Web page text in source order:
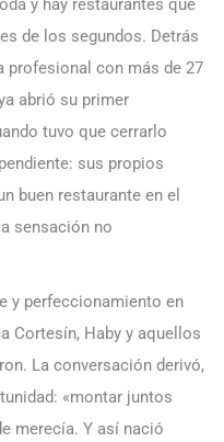
y hay restaurantes que
de los segundos. Detrás
profesional con más de 27
abrió su primer
tuvo que cerrarlo
sus propios
buen restaurante en el
sensación no
y perfeccionamiento en
Cortesín, Haby y aquellos
La conversación derivó,
«montar juntos
merecía. Y así nació